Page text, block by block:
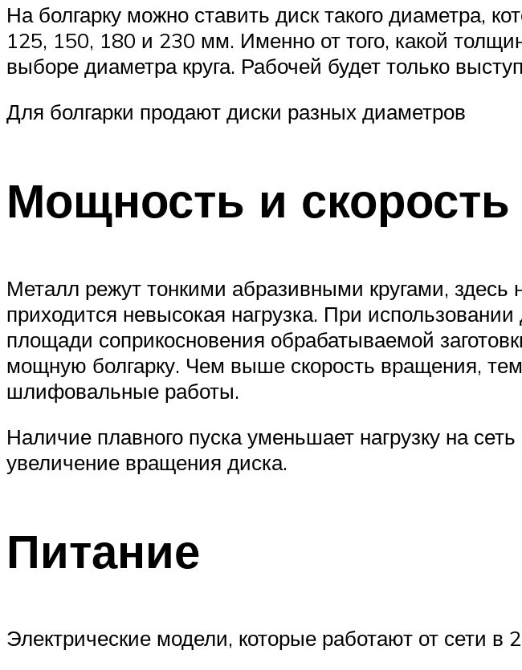
На болгарку можно ставить диск такого диаметра,
125, 150, 180 и 230 мм. Именно от того, какой
выборе диаметра круга. Рабочей будет только
Для болгарки продают диски разных диаметров
Мощность и скорость
Металл режут тонкими абразивными кругами, здесь
приходится невысокая нагрузка. При
площади соприкосновения обрабатываемой
мощную болгарку. Чем выше скорость вращения,
шлифовальные работы.
Наличие плавного пуска уменьшает нагрузку на
увеличение вращения диска.
Питание
Электрические модели, которые работают от сети в